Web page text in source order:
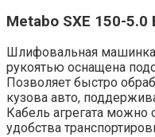
Metabo SXE 150-5.0
Шлифовальная
рукоятью оснащена
Позволяет быстро
кузова авто,
Кабель агрегата можно
удобства